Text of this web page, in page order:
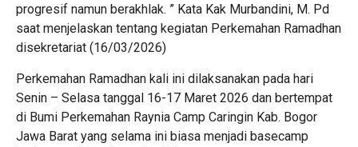
progresif namun berakhlak. ” Kata Kak Murbandini, M. Pd
saat menjelaskan tentang kegiatan Perkemahan Ramadhan
disekretariat (16/03/2026)
Perkemahan Ramadhan kali ini dilaksanakan pada hari
Senin – Selasa tanggal 16-17 Maret 2026 dan bertempat
di Bumi Perkemahan Raynia Camp Caringin Kab. Bogor
Jawa Barat yang selama ini biasa menjadi basecamp